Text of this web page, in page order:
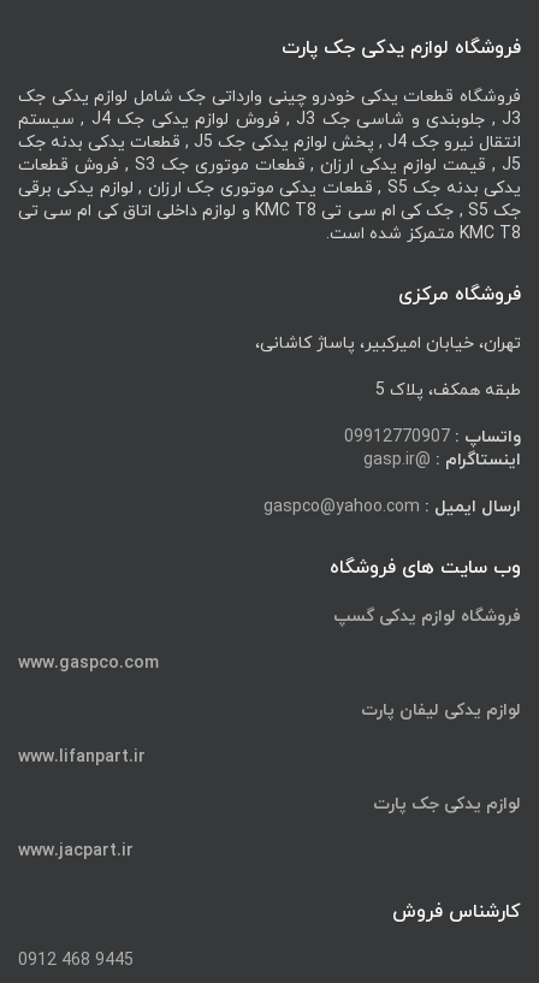
فروشگاه لوازم یدکی جک پارت
فروشگاه قطعات یدکی خودرو چینی وارداتی جک شامل لوازم یدکی جک
J3 , جلوبندی و شاسی جک J3 , فروش لوازم یدکی جک J4 , سیستم
انتقال نیرو جک J4 , پخش لوازم یدکی جک J5 , قطعات یدکی بدنه جک
J5 , قیمت لوازم یدکی ارزان , قطعات موتوری جک S3 , فروش قطعات
یدکی بدنه جک S5 , قطعات یدکی موتوری جک ارزان , لوازم یدکی برقی
جک S5 , جک کی ام سی تی KMC T8 و لوازم داخلی اتاق کی ام سی تی
KMC T8 متمرکز شده است.
فروشگاه مرکزی
تهران، خیابان امیرکبیر، پاساژ کاشانی،
طبقه همکف، پلاک 5
واتساپ : 09912770907
اینستاگرام : @gasp.ir
ارسال ایمیل : gaspco@yahoo.com
وب سایت های فروشگاه
فروشگاه لوازم یدکی گسپ
www.gaspco.com
لوازم یدکی لیفان پارت
www.lifanpart.ir
لوازم یدکی جک پارت
www.jacpart.ir
کارشناس فروش
9445 468 0912